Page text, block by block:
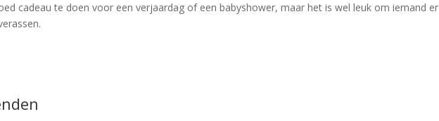
cadeau te doen voor een verjaardag of een babyshower, maar het is wel leuk om iemand er